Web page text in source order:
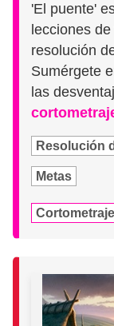
'El puente'
lecciones
resolución
Sumérgete
las
Resolución
Metas